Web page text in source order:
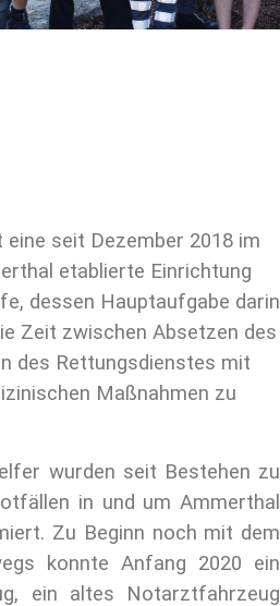
seit Dezember 2018 im
etablierte Einrichtung
dessen Hauptaufgabe darin
Zeit zwischen Absetzen des
des Rettungsdienstes mit
Maßnahmen zu
wurden seit Bestehen zu
in und um Ammerthal
Zu Beginn noch mit dem
konnte Anfang 2020 ein
ein altes Notarztfahrzeug